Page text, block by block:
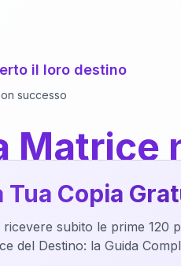
il loro destino
successo
Matrice
una nostra
completo.
Tua Copia
subito le prime 120
del Destino: la Guida